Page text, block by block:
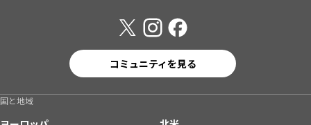
コミュニティを見る
国と地域